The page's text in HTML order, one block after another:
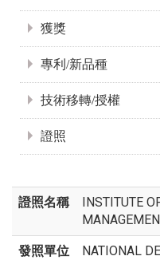
獲獎
專利/新品種
技術移轉/授權
證照
證照名稱
INSTITUTE
發照單位
NATIONAL